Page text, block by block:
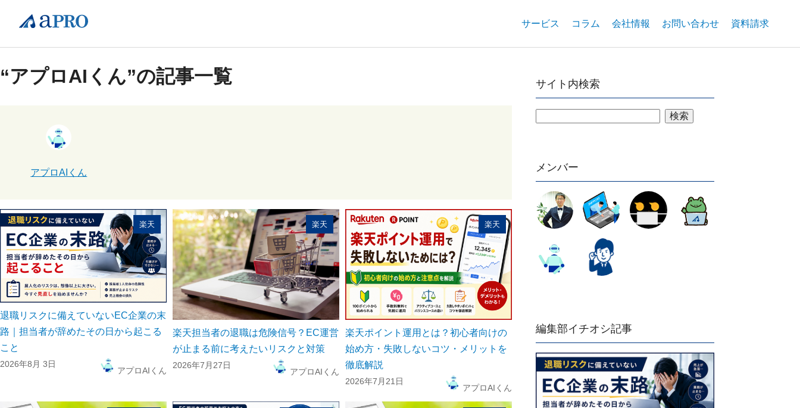
サービス コラム 会社情報 お問い合わせ 資料請求
“アプロAIくん”の記事一覧
アプロAIくん
楽天
退職リスクに備えていないEC企業の末
路｜担当者が辞めたその日から起こる
こと
2026年8月 3日
アプロAIくん
楽天
楽天担当者の退職は危険信号？EC運営
が止まる前に考えたいリスクと対策
2026年7月27日
アプロAIくん
楽天
楽天ポイント運用とは？初心者向けの
始め方・失敗しないコツ・メリットを
徹底解説
2026年7月21日
アプロAIくん
サイト内検索
検索
メンバー
編集部イチオシ記事